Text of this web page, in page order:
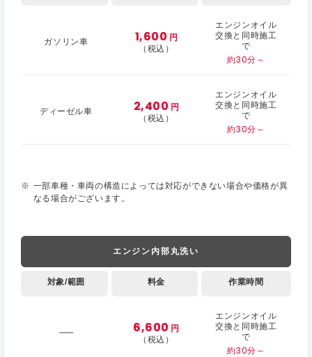
ガソリン車 1,600 円
（税込）
エンジンオイル
交換と同時施工
で
約30分～
ディーゼル車 2,400 円
（税込）
エンジンオイル
交換と同時施工
で
約30分～
一部車種・車両の構造によっては対応ができない場合や価格が異
なる場合がございます。
エンジン内部丸洗い
対象/範囲 料金 作業時間
6,600 円
（税込）
エンジンオイル
交換と同時施工
で
約30分～